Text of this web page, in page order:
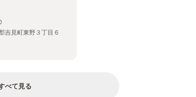
吉見町東野３丁目６
べて見る